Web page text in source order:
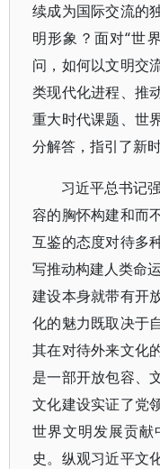
续成为国际交流的
明形象？面对“世
问，如何以文明交
类现代化进程、推
重大时代课题、世
分解答，指引了新
习近平总书记
容的胸怀构建和而
互鉴的态度对待多
写推动构建人类命
建设本身就带有开
化的魅力既取决于
其在对待外来文化
是一部开放包容、
文化建设实证了党
世界文明发展贡
史。纵观习近平文